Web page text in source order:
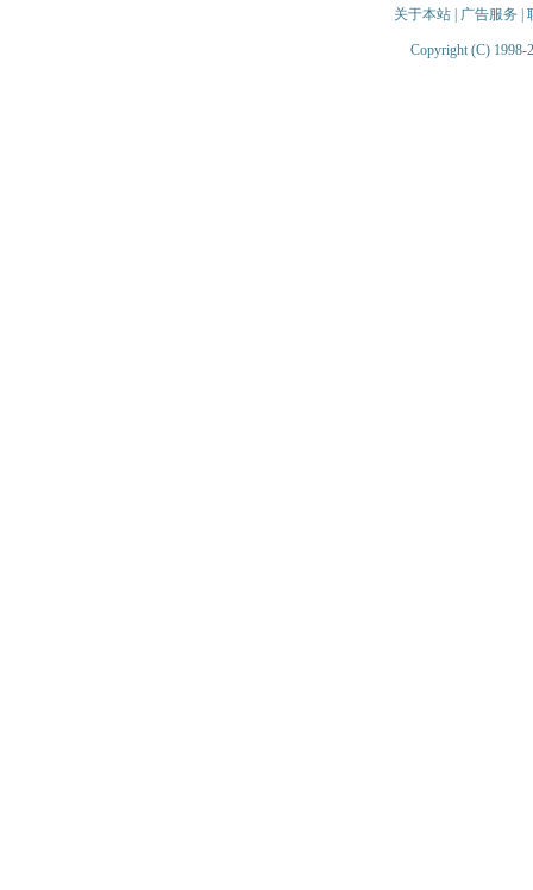
关于本站| 广告服务
Copyright (C) 1998-